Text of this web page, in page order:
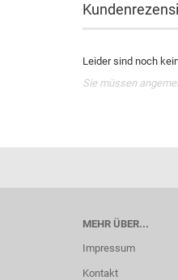
Leider sind noch
Sie müssen
MEHR ÜBER...
Impressum
Kontakt